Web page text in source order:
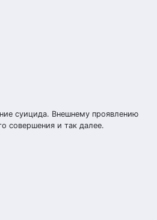
суицида. Внешнему проявлению
совершения и так далее.